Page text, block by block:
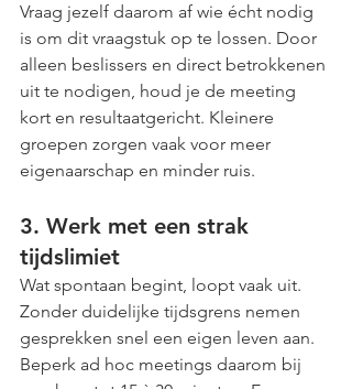
Vraag jezelf daarom af wie écht nodig
is om dit vraagstuk op te lossen. Door
alleen beslissers en direct betrokkenen
uit te nodigen, houd je de meeting
kort en resultaatgericht. Kleinere
groepen zorgen vaak voor meer
eigenaarschap en minder ruis.
3. Werk met een strak
tijdslimiet
Wat spontaan begint, loopt vaak uit.
Zonder duidelijke tijdsgrens nemen
gesprekken snel een eigen leven aan.
Beperk ad hoc meetings daarom bij